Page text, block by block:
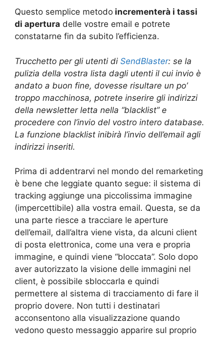
Questo semplice metodo incrementerà i tassi
di apertura delle vostre email e potrete
constatarne fin da subito l’efficienza.
Trucchetto per gli utenti di SendBlaster: se la
pulizia della vostra lista dagli utenti il cui invio è
andato a buon fine, dovesse risultare un po’
troppo macchinosa, potrete inserire gli indirizzi
della newsletter letta nella “blacklist” e
procedere con l’invio del vostro intero database.
La funzione blacklist inibirà l’invio dell’email agli
indirizzi inseriti.
Prima di addentrarvi nel mondo del remarketing
è bene che leggiate quanto segue: il sistema di
tracking aggiunge una piccolissima immagine
(impercettibile) alla vostra email. Questa, se da
una parte riesce a tracciare le aperture
dell’email, dall’altra viene vista, da alcuni client
di posta elettronica, come una vera e propria
immagine, e quindi viene “bloccata”. Solo dopo
aver autorizzato la visione delle immagini nel
client, è possibile sbloccarla e quindi
permettere al sistema di tracciamento di fare il
proprio dovere. Non tutti i destinatari
acconsentono alla visualizzazione quando
vedono questo messaggio apparire sul proprio